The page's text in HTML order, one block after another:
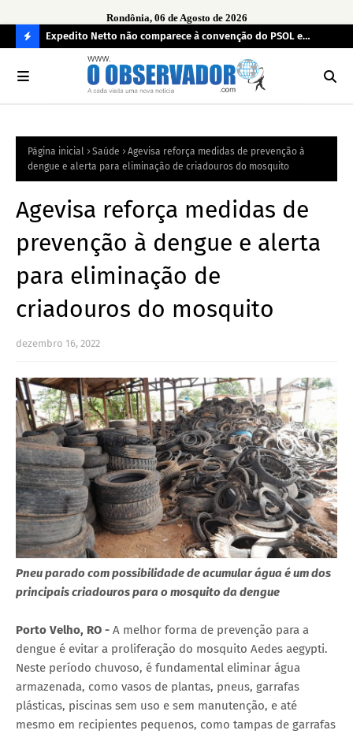
Rondônia, 06 de Agosto de 2026
O
R
ilícitos
Expedito Netto não comparece à convenção do PSOL e
ausência gera desconforto durante oficialização de vice em
Porto Velho
Página inicial Saúde
Agevisa reforça medidas de prevenção à
dengue e alerta para eliminação de criadouros do mosquito
Agevisa reforça medidas de
prevenção à dengue e alerta
para eliminação de
criadouros do mosquito
dezembro 16, 2022
Pneu parado com possibilidade de acumular água é um dos
principais criadouros para o mosquito da dengue
Porto Velho, RO - A melhor forma de prevenção para a
dengue é evitar a proliferação do mosquito Aedes aegypti.
Neste período chuvoso, é fundamental eliminar água
armazenada, como vasos de plantas, pneus, garrafas
plásticas, piscinas sem uso e sem manutenção, e até
mesmo em recipientes pequenos, como tampas de garrafas